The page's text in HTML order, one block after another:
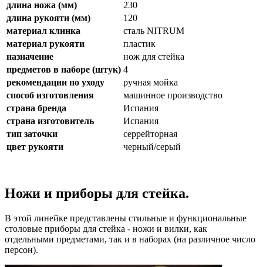
длина ножа (мм)
230
длина рукояти (мм)
120
материал клинка
сталь NITRUM
материал рукояти
пластик
назначение
нож для стейка
предметов в наборе (штук) 4
рекомендации по уходу
ручная мойка
способ изготовления
машинное производство
страна бренда
Испания
страна изготовитель
Испания
тип заточки
серрейторная
цвет рукояти
черный/серый
Ножи и приборы для стейка.
В этой линейке представлены стильные и функциональные
столовые приборы для стейка - ножи и вилки, как
отдельными предметами, так и в наборах (на различное число
персон).